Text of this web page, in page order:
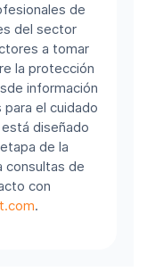
de
del sector
a tomar
la protección
información
el cuidado
diseñado
de la
consultas de
con
.